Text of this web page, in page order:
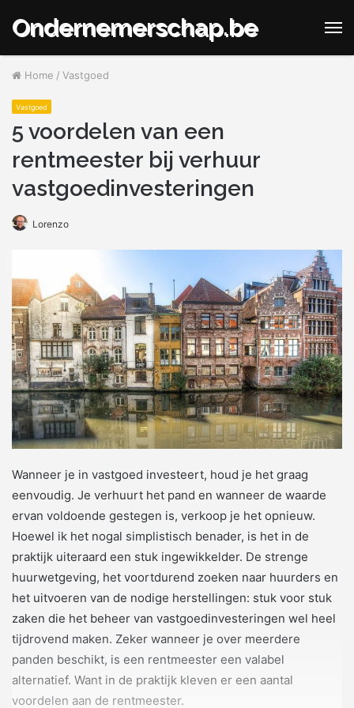
Ondernemerschap.be
Home / Vastgoed
Vastgoed
5 voordelen van een
rentmeester bij verhuur
vastgoedinvesteringen
Lorenzo
Wanneer je in vastgoed investeert, houd je het graag
eenvoudig. Je verhuurt het pand en wanneer de waarde
ervan voldoende gestegen is, verkoop je het opnieuw.
Hoewel ik het nogal simplistisch benader, is het in de
praktijk uiteraard een stuk ingewikkelder. De strenge
huurwetgeving, het voortdurend zoeken naar huurders en
het uitvoeren van de nodige herstellingen: stuk voor stuk
zaken die het beheer van vastgoedinvesteringen wel heel
tijdrovend maken. Zeker wanneer je over meerdere
panden beschikt, is een rentmeester een valabel
alternatief. Want in de praktijk kleven er een aantal
voordelen aan de rentmeester.